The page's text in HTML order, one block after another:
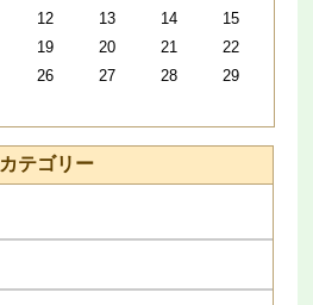
12 13 14
15
19 20 21
22
26 27 28
29
カテゴリー